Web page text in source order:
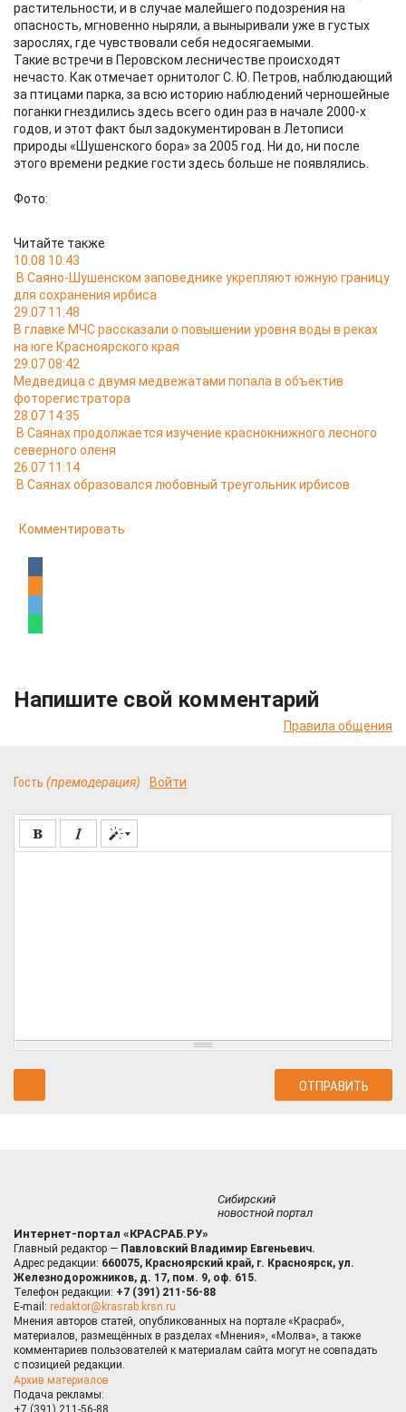
растительности, и в случае малейшего подозрения на
опасность, мгновенно ныряли, а выныривали уже в густых
зарослях, где чувствовали себя недосягаемыми.
Такие встречи в Перовском лесничестве происходят
нечасто. Как отмечает орнитолог С. Ю. Петров, наблюдающий
за птицами парка, за всю историю наблюдений черношейные
поганки гнездились здесь всего один раз в начале 2000-х
годов, и этот факт был задокументирован в Летописи
природы «Шушенского бора» за 2005 год. Ни до, ни после
этого времени редкие гости здесь больше не появлялись.
Фото:
Читайте также
10.08 10:43
В Саяно-Шушенском заповеднике укрепляют южную границу
для сохранения ирбиса
29.07 11:48
В главке МЧС рассказали о повышении уровня воды в реках
на юге Красноярского края
29.07 08:42
Медведица с двумя медвежатами попала в объектив
фоторегистратора
28.07 14:35
В Саянах продолжается изучение краснокнижного лесного
северного оленя
26.07 11:14
В Саянах образовался любовный треугольник ирбисов
Комментировать
Напишите свой комментарий
Правила общения
Гость (премодерация) Войти
Сибирский
новостной портал
Интернет-портал «КРАСРАБ.РУ»
Главный редактор — Павловский Владимир Евгеньевич.
Адрес редакции: 660075, Красноярский край, г. Красноярск, ул.
Железнодорожников, д. 17, пом. 9, оф. 615.
Телефон редакции: +7 (391) 211-56-88
E-mail: redaktor@krasrab.krsn.ru
Мнения авторов статей, опубликованных на портале «Красраб»,
материалов, размещённых в разделах «Мнения», «Молва», а также
комментариев пользователей к материалам сайта могут не совпадать
с позицией редакции.
Архив материалов
Подача рекламы:
+7 (391) 211-56-88